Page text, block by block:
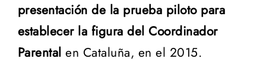
presentación de la prueba piloto para
establecer la figura del Coordinador
Parental en Cataluña, en el 2015.